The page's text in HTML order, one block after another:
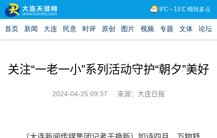
关注“一老一小”系列活动守护“朝夕”美好
2024-04-25 09:37 来源：大连日报